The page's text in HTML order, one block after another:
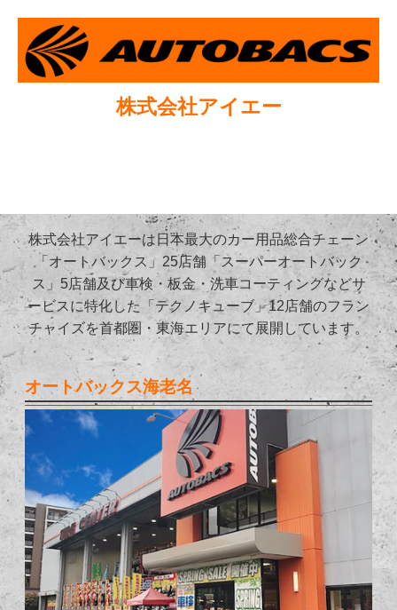
株式会社アイエー
株式会社アイエーは日本最大のカー用品総合チェーン
「オートバックス」25店舗「スーパーオートバック
ス」5店舗及び車検・板金・洗車コーティングなどサ
ービスに特化した「テクノキューブ」12店舗のフラン
チャイズを首都圏・東海エリアにて展開しています。
オートバックス海老名